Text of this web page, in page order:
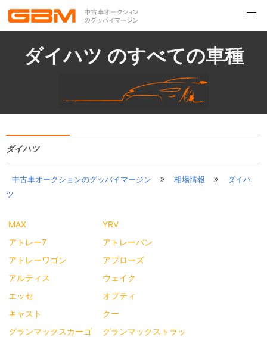
ダイハツ のすべての車種
ダイハツ
中古車オークションのグッバイマージン » 相場情報 »
ダイハ
ツ
MAX
YRV
アトレー7
アトレーバン
アトレーワゴン
アプローズ
アルティス
ウェイク
エッセ
オプティ
キャスト
クー
グランマックスカーゴ
グランマックストラッ